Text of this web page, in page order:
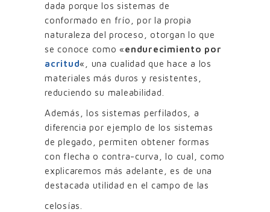
dada porque los sistemas de
conformado en frío, por la propia
naturaleza del proceso, otorgan lo que
se conoce como «endurecimiento por
acritud«, una cualidad que hace a los
materiales más duros y resistentes,
reduciendo su maleabilidad.
Además, los sistemas perfilados, a
diferencia por ejemplo de los sistemas
de plegado, permiten obtener formas
con flecha o contra-curva, lo cual, como
explicaremos más adelante, es de una
destacada utilidad en el campo de las
celosías.